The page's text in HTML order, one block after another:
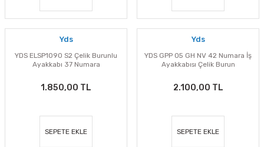
Yds
YDS ELSP1090 S2 Çelik Burunlu
Ayakkabı 37 Numara
1.850,00 TL
SEPETE EKLE
Yds
YDS GPP 05 GH NV 42 Numara İş
Ayakkabısı Çelik Burun
2.100,00 TL
SEPETE EKLE